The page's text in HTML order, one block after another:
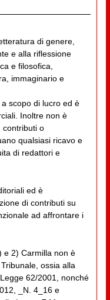
di genere,
e alla riflessione
e filosofica,
immaginario e
scopo di lucro ed è
Inoltre non è
contributi o
qualsiasi ricavo e
di redattori e
ed è
di contributi su
ad affrontare i
e 2) Carmilla non è
ossia alla
62/2001, nonché
_N. 4_16 e